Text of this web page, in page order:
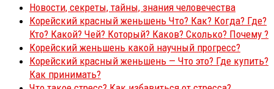
Новости, секреты, тайны, знания человечества
Корейский красный женьшень Что? Как? Когда? Где?
Кто? Какой? Чей? Который? Каков? Сколько? Почему ?
Корейский женьшень какой научный прогресс?
Корейский красный женьшень — Что это? Где купить?
Как принимать?